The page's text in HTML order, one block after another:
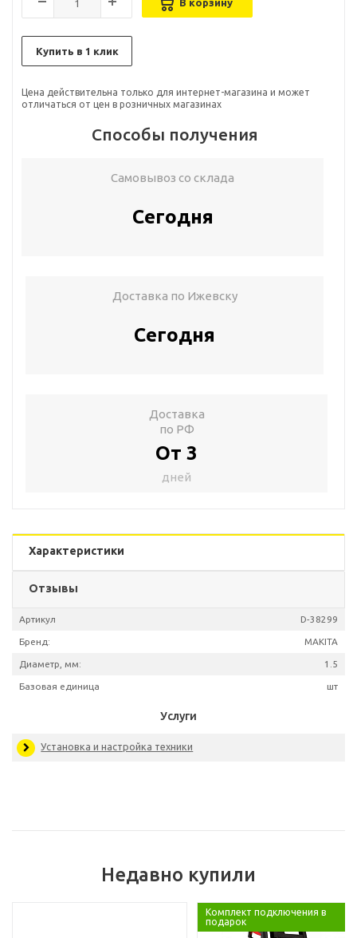
В корзину
Купить в 1 клик
Цена действительна только для интернет-магазина и может
отличаться от цен в розничных магазинах
Способы получения
Самовывоз со склада
Сегодня
Доставка по Ижевску
Сегодня
Доставка
по РФ
От 3
дней
Характеристики
Отзывы
Диаметр, мм:
Установка и настройка техники
Недавно купили
Комплект подключения в
подарок